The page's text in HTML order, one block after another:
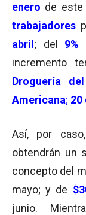
enero de este
trabajadores
abril ; del 9%
incremento
Droguería
Americana; 20
Así, por
obtendrán un
concepto del
mayo; y de
junio.